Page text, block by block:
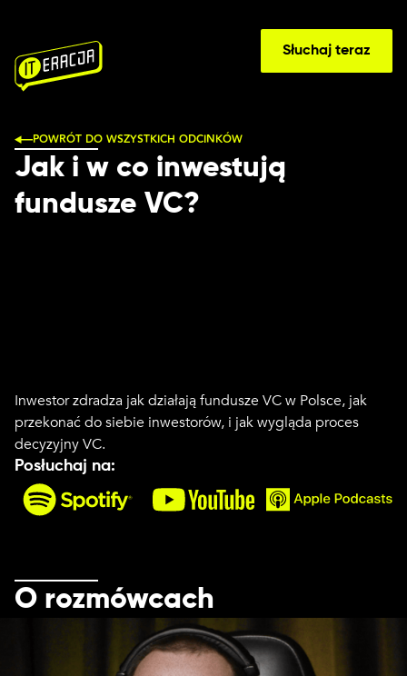
Słuchaj teraz
POWRÓT DO WSZYSTKICH ODCINKÓW
Jak i w co inwestują
fundusze VC?
Inwestor zdradza jak działają fundusze VC w Polsce, jak
przekonać do siebie inwestorów, i jak wygląda proces
decyzyjny VC.
Posłuchaj na:
O rozmówcach